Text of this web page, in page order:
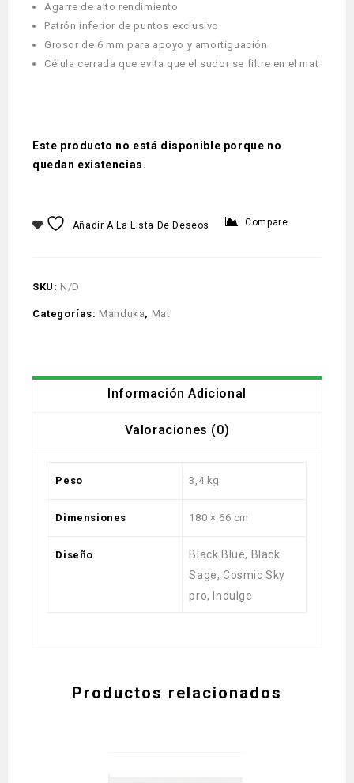
Agarre de alto rendimiento
Patrón inferior de puntos exclusivo
Grosor de 6 mm para apoyo y amortiguación
Célula cerrada que evita que el sudor se filtre en el mat
Este producto no está disponible porque no
quedan existencias.
Añadir A La Lista De Deseos Compare
SKU: N/D
Categorías: Manduka, Mat
Información Adicional
Valoraciones (0)
Peso 3,4 kg
Dimensiones 180 × 66 cm
Diseño
Black Blue, Black
Sage, Cosmic Sky
pro, Indulge
Productos relacionados